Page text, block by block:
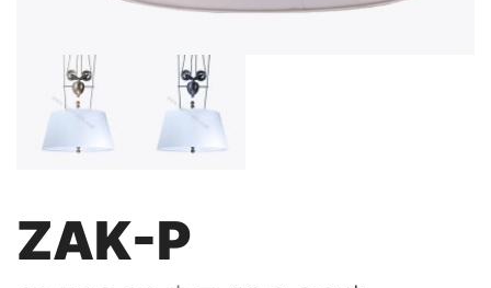
ZAK-P